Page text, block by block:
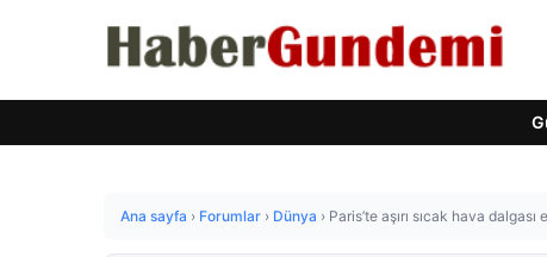
Ana sayfa › Forumlar › Dünya › Paris’te aşırı sıcak hava dalgası